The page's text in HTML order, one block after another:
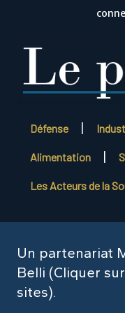
Défense
Alimentation
Les Acteurs de la
Un partenariat
Belli (Cliquer
sites).